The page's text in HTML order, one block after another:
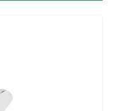
GR màu xám tại Nội
tìm hiểu các sản